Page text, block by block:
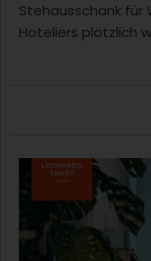
Stehausschank für
Hoteliers plötzlich